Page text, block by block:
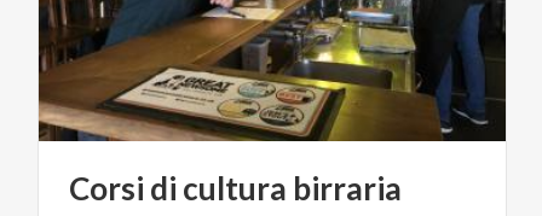
Corsi di cultura birraria